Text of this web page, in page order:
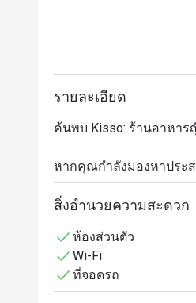
รายละเอียด
ค้นพบ Kisso: ร้านอาหา
หากคุณกำลังมองหาประ
เลือกที่ไม่ควรพลาด ร้าน
อร่อย ทั้งเมนูแซลมอนพิเ
สัมผัสรสชาติแท้ของญี่ปุ่นใ
Kisso นำเสนอรสชาติแ
สิ่งอำนวยความสะดวก
ห้องส่วนตัว
Wi-Fi
ที่จอดรถ